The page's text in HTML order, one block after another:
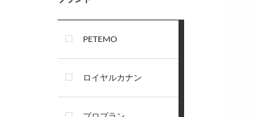
PETEMO
ロイヤルカナン